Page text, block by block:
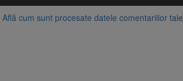
Află cum sunt procesate datele comentariilor tale